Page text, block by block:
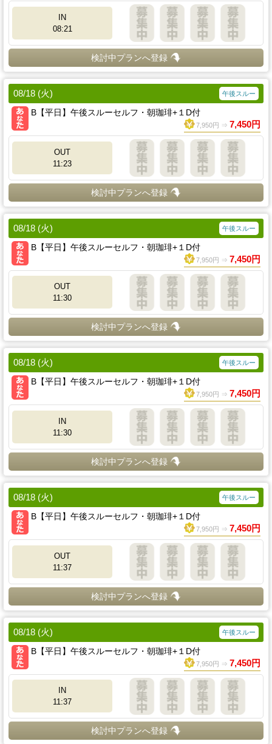
IN
08:21
検討中プランへ登録
08/18 (火) 午後スルー
B【平日】午後スルーセルフ・朝珈琲+１D付
7,950円 ⇒ 7,450円
OUT
11:23
検討中プランへ登録
08/18 (火) 午後スルー
B【平日】午後スルーセルフ・朝珈琲+１D付
7,950円 ⇒ 7,450円
OUT
11:30
検討中プランへ登録
08/18 (火) 午後スルー
B【平日】午後スルーセルフ・朝珈琲+１D付
7,950円 ⇒ 7,450円
IN
11:30
検討中プランへ登録
08/18 (火) 午後スルー
B【平日】午後スルーセルフ・朝珈琲+１D付
7,950円 ⇒ 7,450円
OUT
11:37
検討中プランへ登録
08/18 (火) 午後スルー
B【平日】午後スルーセルフ・朝珈琲+１D付
7,950円 ⇒ 7,450円
IN
11:37
検討中プランへ登録